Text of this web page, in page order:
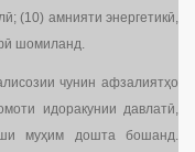
(10) амнияти энергетикӣ,
шомиланд.
чунин афзалиятҳо
идоракунии давлатӣ,
муҳим дошта бошанд.